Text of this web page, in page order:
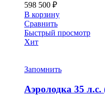
598 500 ₽
В корзину
Сравнить
Быстрый просмотр
Хит
Запомнить
Аэролодка 35 л.с.